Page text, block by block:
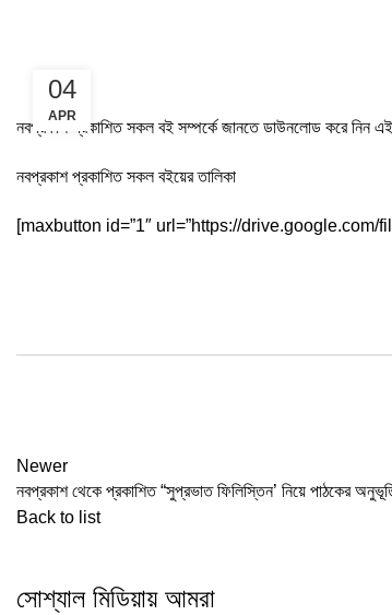
04
APR
নবপ্রকাশ প্রকাশিত সকল বই সম্পর্কে জানতে ডাউনলোড করে নিন
নবপ্রকাশ প্রকাশিত সকল বইয়ের তালিকা
[maxbutton id=”1″ url=”https://drive.google.com/
Newer
নবপ্রকাশ থেকে প্রকাশিত “সুপ্রভাত ফিলিস্তিন’ নিয়ে পাঠকের
Back to list
সোশ্যাল মিডিয়ায় আমরা